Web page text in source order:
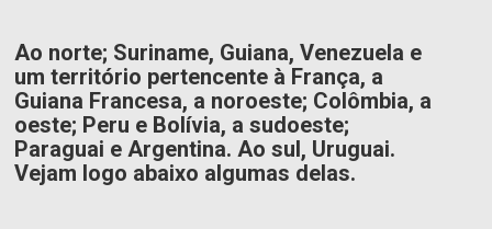
Ao norte; Suriname, Guiana, Venezuela e
um território pertencente à França, a
Guiana Francesa, a noroeste; Colômbia, a
oeste; Peru e Bolívia, a sudoeste;
Paraguai e Argentina. Ao sul, Uruguai.
Vejam logo abaixo algumas delas.